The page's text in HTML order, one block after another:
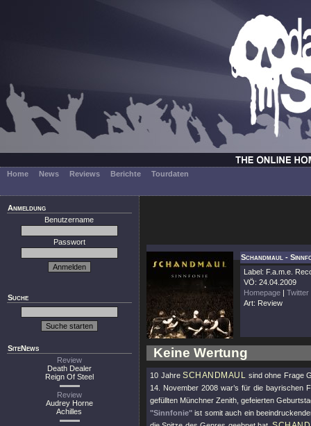
Home News Reviews Berichte Tourdaten
Anmeldung
Benutzername
Passwort
Suche
SiteNews
Review
Death Dealer
Reign Of Steel
Review
Audrey Horne
Achilles
Schandmaul -
Label: F.a.m.e.
VÖ: 24.04.2009
Homepage | Twitter
Art: Review
Keine Wertung
10 JahreSCHANDMAUL sind ohne Frage
14. November 2008 war’s für die bayrischen
gefüllten Münchner Zenith, gefeierten
"Sinnfonie" ist somit auch ein